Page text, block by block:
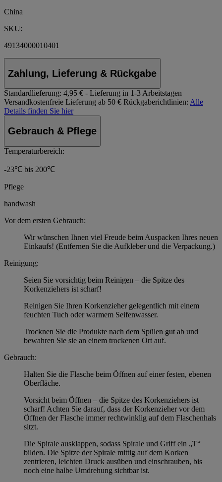
China
SKU:
49134000010401
Zahlung, Lieferung & Rückgabe
Standardlieferung: 4,95 € - Lieferung in 1-3 Arbeitstagen
Versandkostenfreie Lieferung ab 50 € Rückgaberichtlinien: Alle
Details finden Sie hier
Gebrauch & Pflege
Temperaturbereich:
-23℃ bis 200℃
Pflege
handwash
Vor dem ersten Gebrauch:
Wir wünschen Ihnen viel Freude beim Auspacken Ihres neuen
Einkaufs! (Entfernen Sie die Aufkleber und die Verpackung.)
Reinigung:
Seien Sie vorsichtig beim Reinigen – die Spitze des
Korkenziehers ist scharf!
Reinigen Sie Ihren Korkenzieher gelegentlich mit einem
feuchten Tuch oder warmem Seifenwasser.
Trocknen Sie die Produkte nach dem Spülen gut ab und
bewahren Sie sie an einem trockenen Ort auf.
Gebrauch:
Halten Sie die Flasche beim Öffnen auf einer festen, ebenen
Oberfläche.
Vorsicht beim Öffnen – die Spitze des Korkenziehers ist
scharf! Achten Sie darauf, dass der Korkenzieher vor dem
Öffnen der Flasche immer rechtwinklig auf dem Flaschenhals
sitzt.
Die Spirale ausklappen, sodass Spirale und Griff ein „T“
bilden. Die Spitze der Spirale mittig auf dem Korken
zentrieren, leichten Druck ausüben und einschrauben, bis
noch eine halbe Umdrehung sichtbar ist.